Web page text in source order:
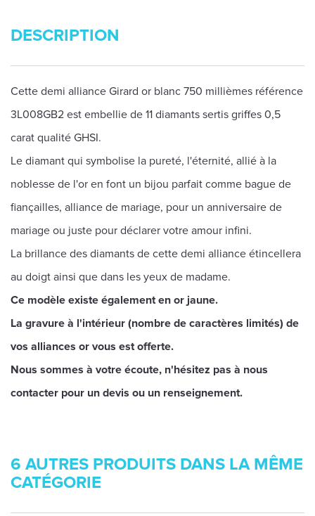
DESCRIPTION
Cette demi alliance Girard or blanc 750 millièmes référence
3L008GB2 est embellie de 11 diamants sertis griffes 0,5
carat qualité GHSI.
Le diamant qui symbolise la pureté, l'éternité, allié à la
noblesse de l'or en font un bijou parfait comme bague de
fiançailles, alliance de mariage, pour un anniversaire de
mariage ou juste pour déclarer votre amour infini.
La brillance des diamants de cette demi alliance étincellera
au doigt ainsi que dans les yeux de madame.
Ce modèle existe également en or jaune.
La gravure à l'intérieur (nombre de caractères limités) de
vos alliances or vous est offerte.
Nous sommes à votre écoute, n'hésitez pas à nous
contacter pour un devis ou un renseignement.
6 AUTRES PRODUITS DANS LA MÊME
CATÉGORIE